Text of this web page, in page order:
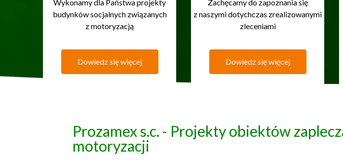
Wykonamy dla Państwa projekty
budynków socjalnych związanych
z motoryzacją
Dowiedz się więcej
Zachęcamy do zapoznania się
z naszymi dotychczas zrealizowanymi
zleceniami
Dowiedz się więcej
Prozamex s.c. - Projekty obiektów
motoryzacji